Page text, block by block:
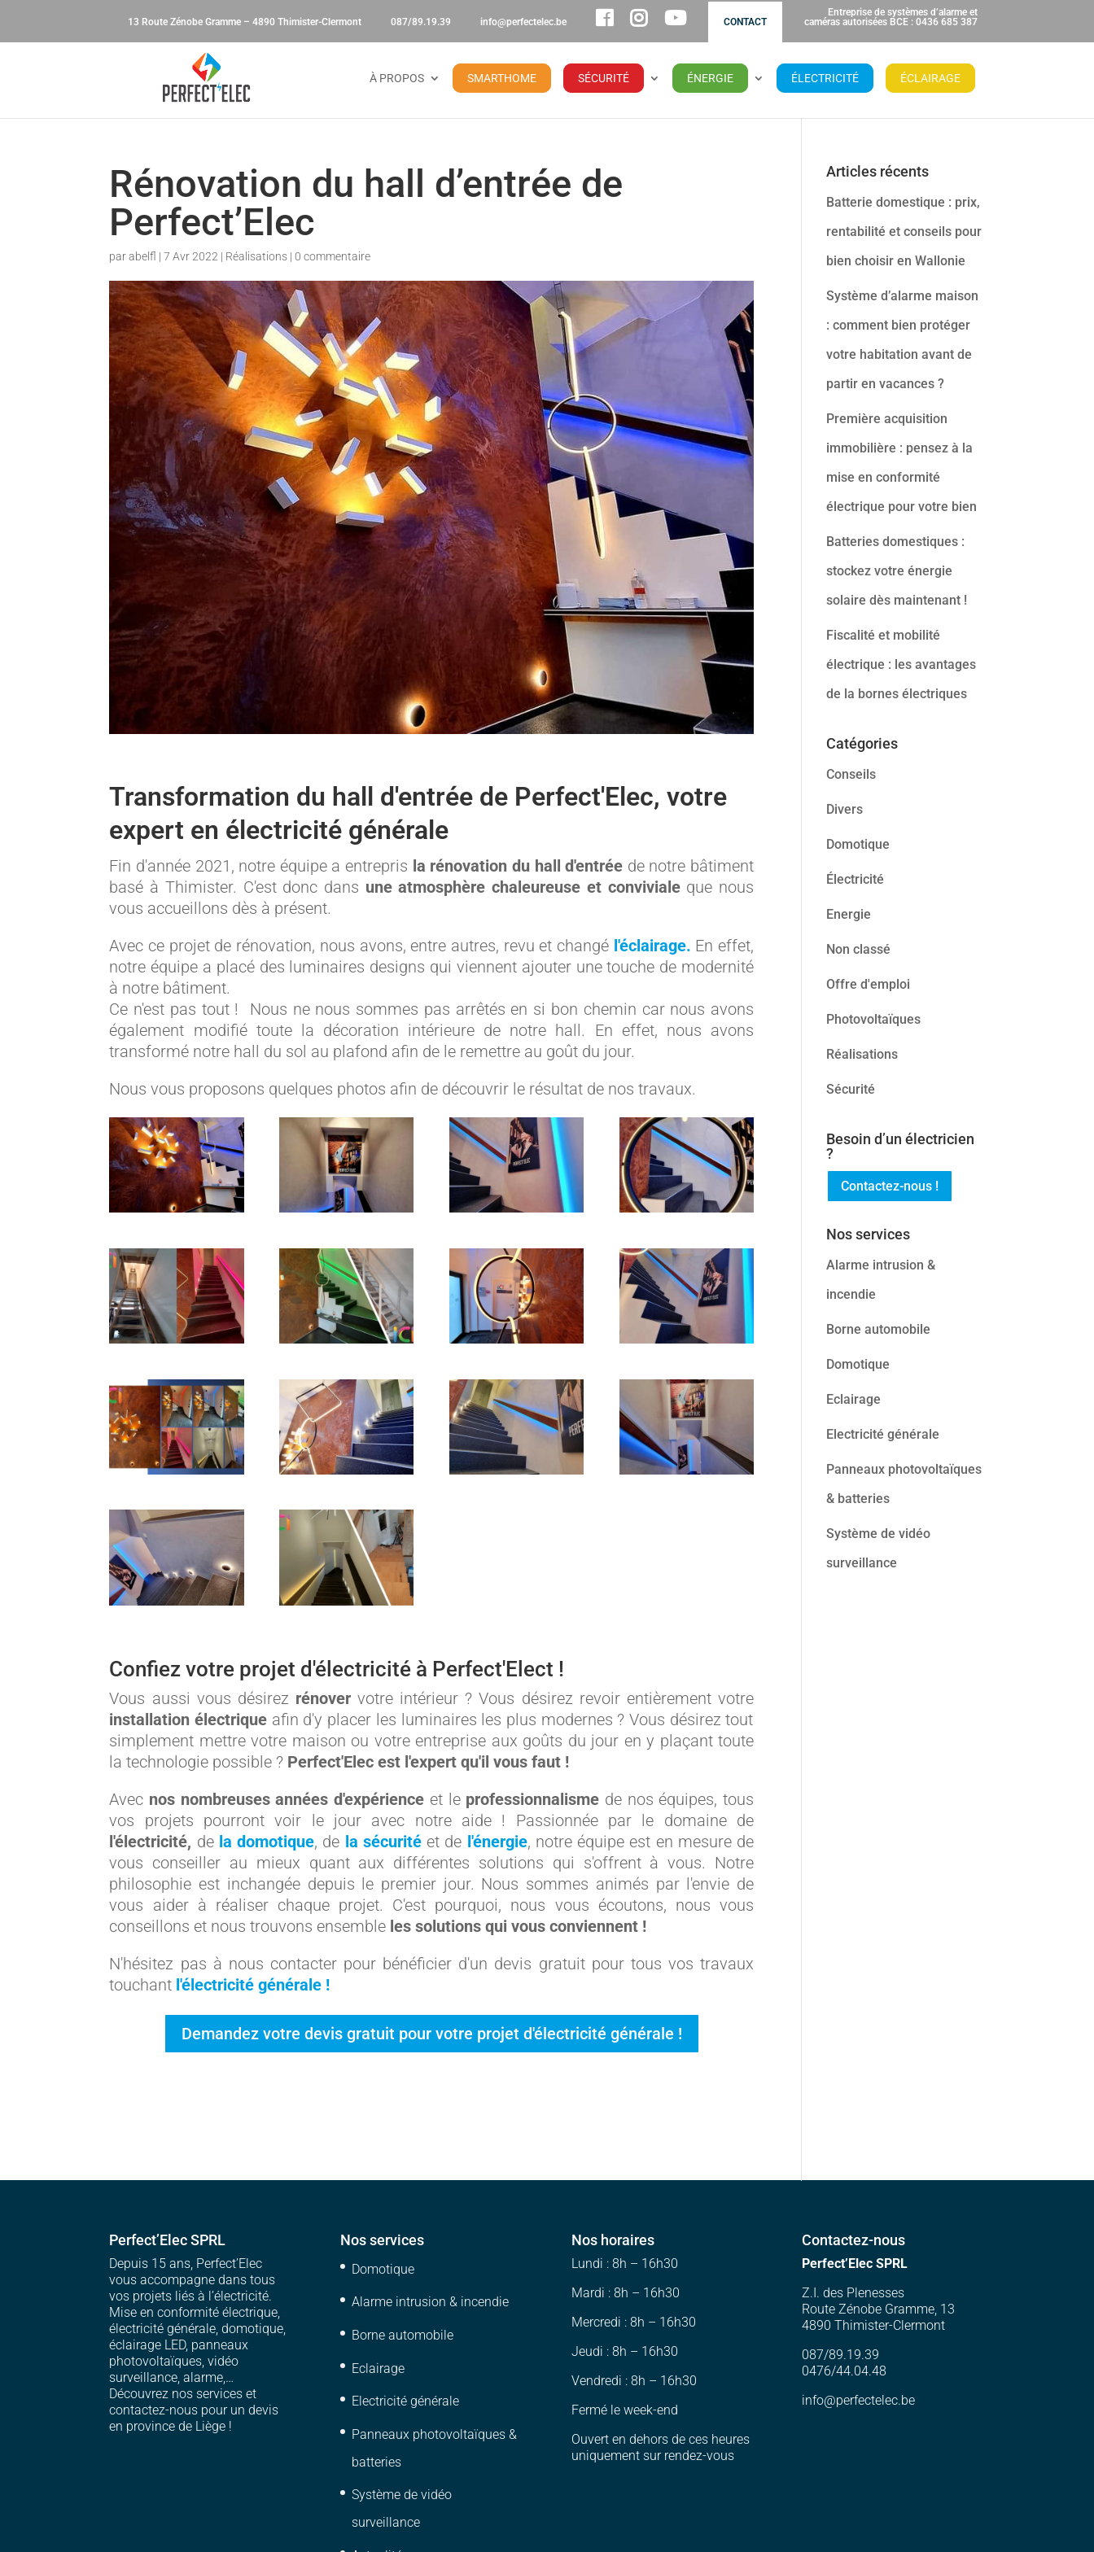
13 Route Zénobe Gramme – 4890 Thimister-Clermont 087/89.19.39 info@perfectelec.be CONTACT
Entreprise de systèmes d’alarme et
caméras autorisées BCE : 0436 685 387
À PROPOS SMARTHOME SÉCURITÉ ÉNERGIE ÉLECTRICITÉ ÉCLAIRAGE
Rénovation du hall d’entrée de
Perfect’Elec
parabelfl |7 Avr 2022 | Réalisations |0 commentaire
Transformation du hall d'entrée de Perfect'Elec, votre
expert en électricité générale
Fin d'année 2021, notre équipe a entrepris la rénovation du hall d'entrée de notre bâtiment
basé à Thimister. C'est donc dans une atmosphère chaleureuse et convivialeque nous
vous accueillons dès à présent.
Avec ce projet de rénovation, nous avons, entre autres, revu et changé l'éclairage. En effet,
notre équipe a placé des luminaires designs qui viennent ajouter une touche de modernité
à notre bâtiment.
Ce n'est pas tout ! Nous ne nous sommes pas arrêtés en si bon chemin car nous avons
également modifié toute la décoration intérieure de notre hall. En effet, nous avons
transformé notre hall du sol au plafond afin de le remettre au goût du jour.
Nous vous proposons quelques photos afin de découvrir le résultat de nos travaux.
Confiez votre projet d'électricité à Perfect'Elect !
Vous aussi vous désirez rénovervotre intérieur ? Vous désirez revoir entièrement votre
installation électrique afin d'y placer les luminaires les plus modernes ? Vous désirez tout
simplement mettre votre maison ou votre entreprise aux goûts du jour en y plaçant toute
la technologie possible ? Perfect'Elec est l'expert qu'il vous faut !
Avec nos nombreuses années d'expérience et le professionnalisme de nos équipes, tous
vos projets pourront voir le jour avec notre aide ! Passionnée par le domaine de
l'électricité, dela domotique, de la sécuritéet de l'énergie, notre équipe est en mesure de
vous conseiller au mieux quant aux différentes solutions qui s'offrent à vous. Notre
philosophie est inchangée depuis le premier jour. Nous sommes animés par l'envie de
vous aider à réaliser chaque projet. C'est pourquoi, nous vous écoutons, nous vous
conseillons et nous trouvons ensemble les solutions qui vous conviennent !
N'hésitez pas à nous contacter pour bénéficier d'un devis gratuit pour tous vos travaux
touchant l'électricité générale !
Demandez votre devis gratuit pour votre projet d'électricité générale !
Articles récents
Batterie domestique : prix,
rentabilité et conseils pour
bien choisir en Wallonie
Système d’alarme maison
: comment bien protéger
votre habitation avant de
partir en vacances ?
Première acquisition
immobilière : pensez à la
mise en conformité
électrique pour votre bien
Batteries domestiques :
stockez votre énergie
solaire dès maintenant !
Fiscalité et mobilité
électrique : les avantages
de la bornes électriques
Catégories
Conseils
Divers
Domotique
Électricité
Energie
Non classé
Offre d'emploi
Photovoltaïques
Réalisations
Sécurité
Besoin d’un électricien
?
Contactez-nous !
Nos services
Alarme intrusion &
incendie
Borne automobile
Domotique
Eclairage
Electricité générale
Panneaux photovoltaïques
& batteries
Système de vidéo
surveillance
Perfect’Elec SPRL
Depuis 15 ans, Perfect’Elec
vous accompagne dans tous
vos projets liés à l’électricité.
Mise en conformité électrique,
électricité générale, domotique,
éclairage LED, panneaux
photovoltaïques, vidéo
surveillance, alarme,…
Découvrez nos services et
contactez-nous pour un devis
en province de Liège !
Nos services
Domotique
Alarme intrusion & incendie
Borne automobile
Eclairage
Electricité générale
Panneaux photovoltaïques &
batteries
Système de vidéo
surveillance
Nos horaires
Lundi : 8h – 16h30
Mardi : 8h – 16h30
Mercredi : 8h – 16h30
Jeudi : 8h – 16h30
Vendredi : 8h – 16h30
Fermé le week-end
Ouvert en dehors de ces heures
uniquement sur rendez-vous
Contactez-nous
Perfect’Elec SPRL
Z.I. des Plenesses
Route Zénobe Gramme, 13
4890 Thimister-Clermont
087/89.19.39
0476/44.04.48
info@perfectelec.be